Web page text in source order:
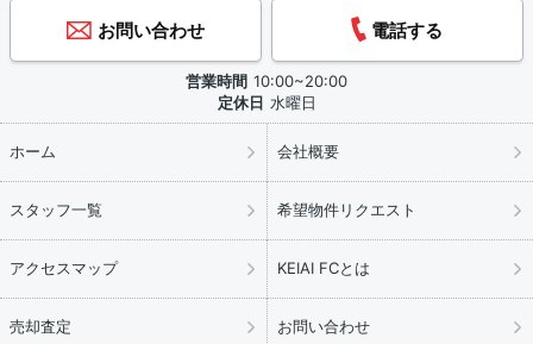
お問い合わせ 電話する
営業時間 10:00~20:00
定休日 水曜日
ホーム 会社概要
スタッフ一覧 希望物件リクエスト
アクセスマップ KEIAI FCとは
売却査定 お問い合わせ